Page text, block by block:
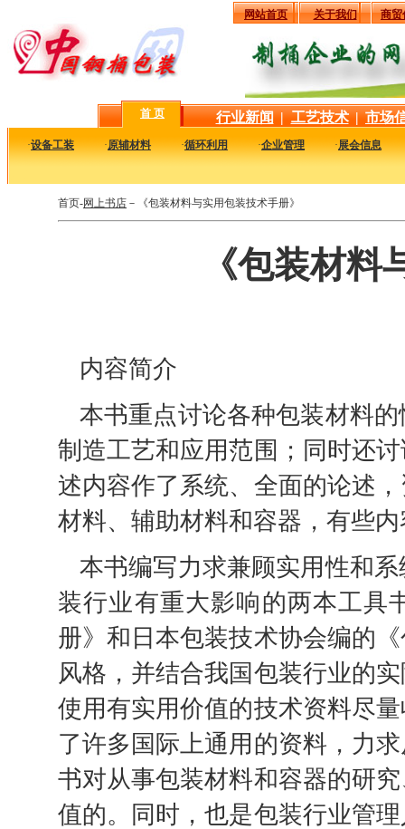
网站首页 关于我们 商贸
首 页 行业新闻 | 工艺技术 | 市场
·设备工装 ·原辅材料 ·循环利用 ·企业管理 ·展会信息
首页-网上书店 －《包装材料与实用包装技术手册》
《包装材
内容简介
本书重点讨论各种包装材料
制造工艺和应用范围；同时还
述内容作了系统、全面的论述
材料、辅助材料和容器，有些
本书编写力求兼顾实用性和
装行业有重大影响的两本工具
册》和日本包装技术协会编的
风格，并结合我国包装行业的
使用有实用价值的技术资料尽
了许多国际上通用的资料，力
书对从事包装材料和容器的研
值的。同时，也是包装行业管